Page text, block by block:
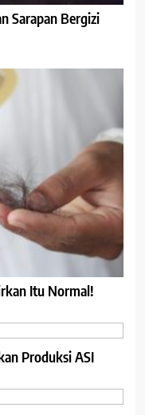
Sarapan Bergizi
Itu Normal!
Produksi ASI